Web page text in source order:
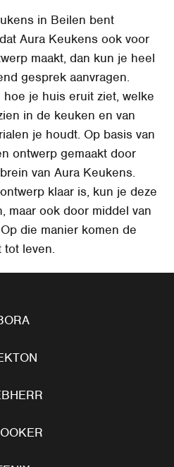
in Beilen bent
Aura Keukens ook voor
maakt, dan kun je heel
gesprek aanvragen.
je huis eruit ziet, welke
in de keuken en van
je houdt. Op basis van
ontwerp gemaakt door
van Aura Keukens.
klaar is, kun je deze
maar ook door middel van
die manier komen de
leven.